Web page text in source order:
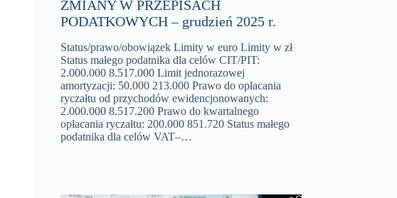
ZMIANY W PRZEPISACH
PODATKOWYCH – grudzień 2025 r.
Status/prawo/obowiązek Limity w euro Limity w zł
Status małego podatnika dla celów CIT/PIT:
2.000.000 8.517.000 Limit jednorazowej
amortyzacji: 50.000 213.000 Prawo do opłacania
ryczałtu od przychodów ewidencjonowanych:
2.000.000 8.517.200 Prawo do kwartalnego
opłacania ryczałtu: 200.000 851.720 Status małego
podatnika dla celów VAT–…